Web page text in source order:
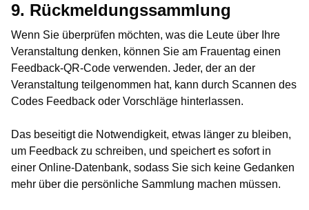
9. Rückmeldungssammlung
Wenn Sie überprüfen möchten, was die Leute über Ihre
Veranstaltung denken, können Sie am Frauentag einen
Feedback-QR-Code verwenden. Jeder, der an der
Veranstaltung teilgenommen hat, kann durch Scannen des
Codes Feedback oder Vorschläge hinterlassen.
Das beseitigt die Notwendigkeit, etwas länger zu bleiben,
um Feedback zu schreiben, und speichert es sofort in
einer Online-Datenbank, sodass Sie sich keine Gedanken
mehr über die persönliche Sammlung machen müssen.